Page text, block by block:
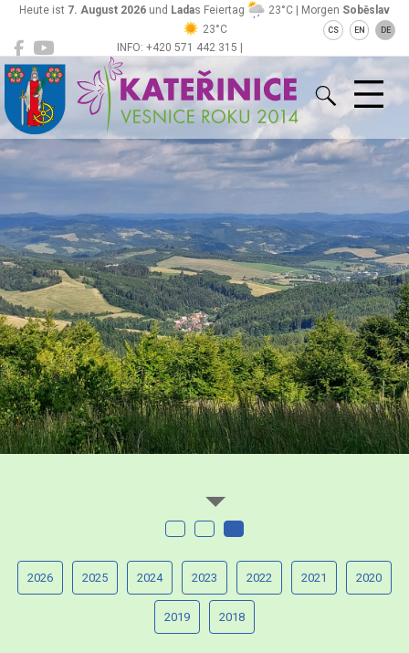
INFO: +420 571 442 315 |
ou@obeckaterinice.cz
Heute ist 7. August 2026 und Ladas Feiertag 23°C | Morgen Soběslav
23°C
CS EN DE
Kateřinice
2026 2025 2024 2023 2022 2021 2020
2019 2018